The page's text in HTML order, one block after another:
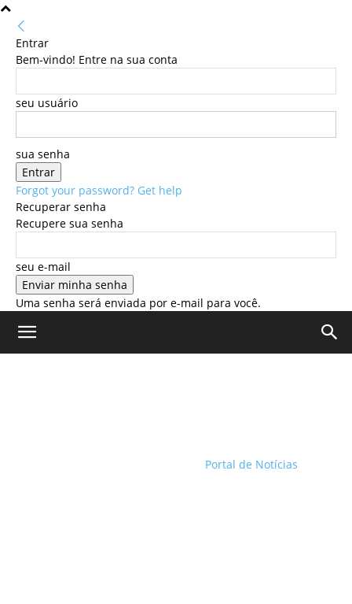
Entrar
Bem-vindo! Entre na sua conta
seu usuário
sua senha
Forgot your password? Get help
Recuperar senha
Recupere sua senha
seu e-mail
Uma senha será enviada por e-mail para você.
Portal de Notícias